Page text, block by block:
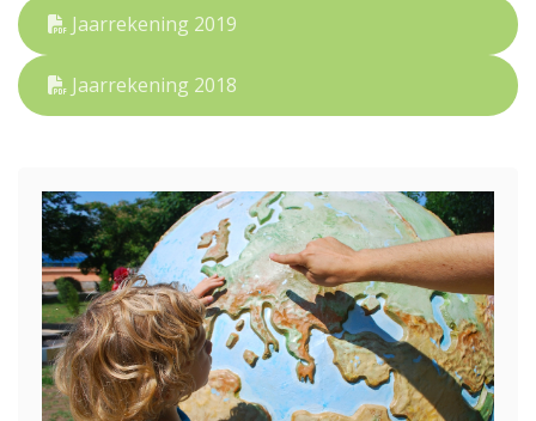
Jaarrekening 2019
Jaarrekening 2018